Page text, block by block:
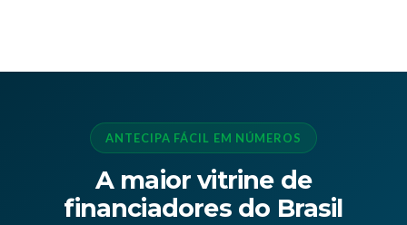
ANTECIPA FÁCIL EM NÚMEROS
A maior vitrine de
financiadores do Brasil